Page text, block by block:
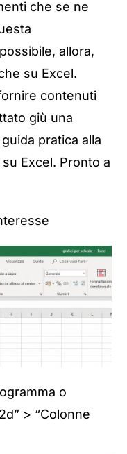
che se ne
allora,
su Excel.
contenuti
giù una
pratica alla
Excel. Pronto a
o
> “Colonne